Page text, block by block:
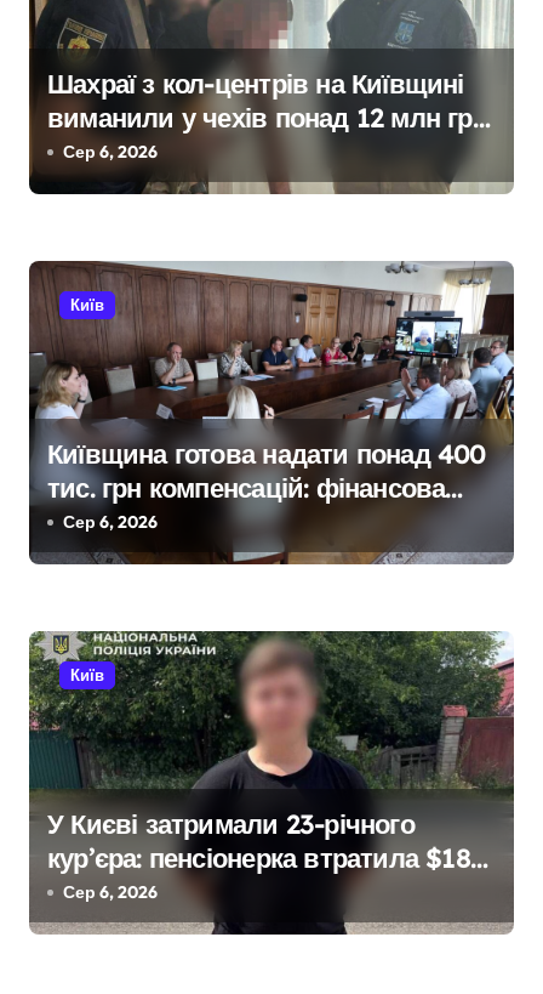
я
а
п
с
в
Шахраї з кол-центрів на Київщині
виманили у чехів понад 12 млн грн:
організаторів чекає судові розгляди
Сер 6, 2026
Київ
Київщина готова надати понад 400
тис. грн компенсацій: фінансова
підтримка для постраждалих від
війни підприємств
Сер 6, 2026
Київ
У Києві затримали 23-річного
кур’єра: пенсіонерка втратила $18
тисяч через фейкового полковника
СБУ
Сер 6, 2026